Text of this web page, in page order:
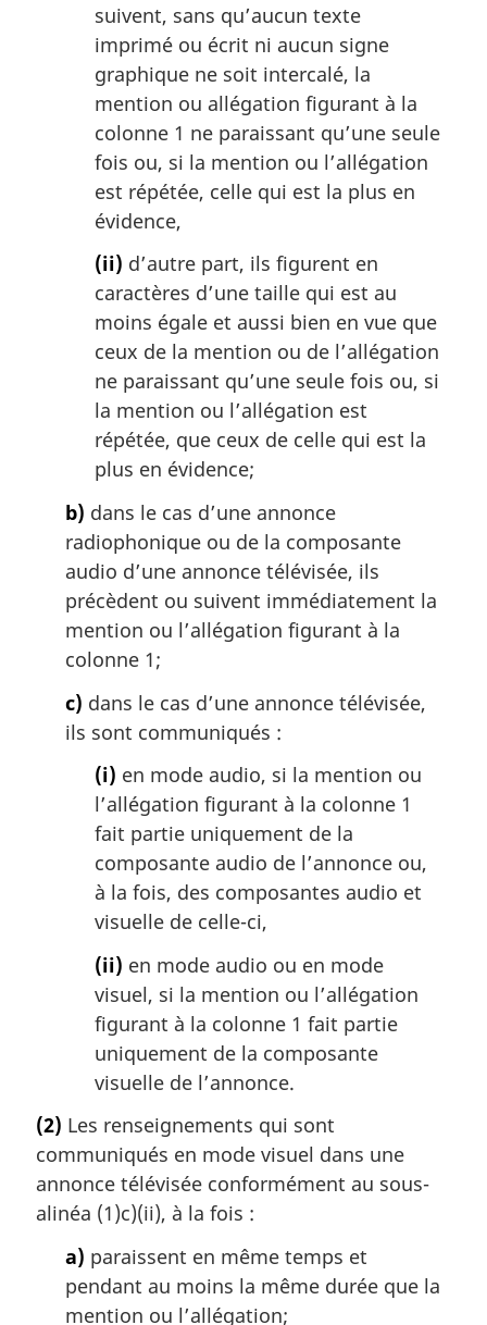
suivent, sans qu’aucun texte
imprimé ou écrit ni aucun signe
graphique ne soit intercalé, la
mention ou allégation figurant à la
colonne 1 ne paraissant qu’une seule
fois ou, si la mention ou l’allégation
est répétée, celle qui est la plus en
évidence,
(ii) d’autre part, ils figurent en
caractères d’une taille qui est au
moins égale et aussi bien en vue que
ceux de la mention ou de l’allégation
ne paraissant qu’une seule fois ou, si
la mention ou l’allégation est
répétée, que ceux de celle qui est la
plus en évidence;
b) dans le cas d’une annonce
radiophonique ou de la composante
audio d’une annonce télévisée, ils
précèdent ou suivent immédiatement la
mention ou l’allégation figurant à la
colonne 1;
c) dans le cas d’une annonce télévisée,
ils sont communiqués :
(i) en mode audio, si la mention ou
l’allégation figurant à la colonne 1
fait partie uniquement de la
composante audio de l’annonce ou,
à la fois, des composantes audio et
visuelle de celle-ci,
(ii) en mode audio ou en mode
visuel, si la mention ou l’allégation
figurant à la colonne 1 fait partie
uniquement de la composante
visuelle de l’annonce.
(2) Les renseignements qui sont
communiqués en mode visuel dans une
annonce télévisée conformément au sous-
alinéa (1)c)(ii), à la fois :
a) paraissent en même temps et
pendant au moins la même durée que la
mention ou l’allégation;